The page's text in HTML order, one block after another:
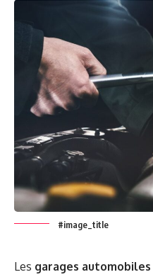
#image_title
Les garages automobiles